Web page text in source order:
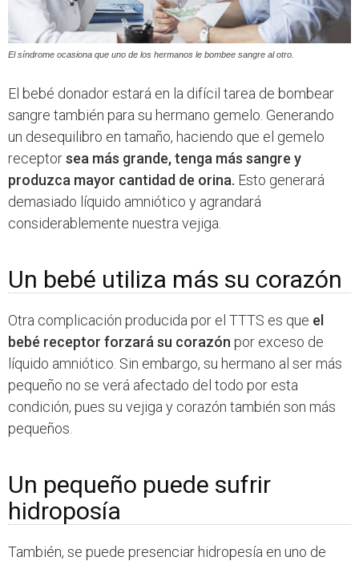
El síndrome ocasiona que uno de los hermanos le bombee sangre al otro.
El bebé donador estará en la difícil tarea de bombear
sangre también para su hermano gemelo. Generando
un desequilibro en tamaño, haciendo que el gemelo
receptorsea más grande, tenga más sangre y
produzca mayor cantidad de orina. Esto generará
demasiado líquido amniótico y agrandará
considerablemente nuestra vejiga.
Un bebé utiliza más su corazón
Otra complicación producida por el TTTS es que el
bebé receptor forzará su corazón por exceso de
líquido amniótico. Sin embargo, su hermano al ser más
pequeño no se verá afectado del todo por esta
condición, pues su vejiga y corazón también son más
pequeños.
Un pequeño puede sufrir
hidroposía
También, se puede presenciar hidropesía en uno de